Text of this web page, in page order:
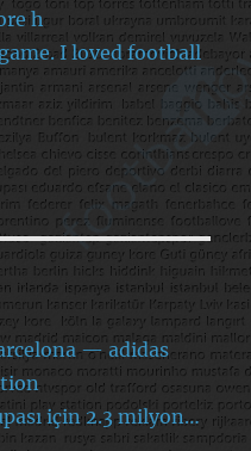
h
I loved football
— adidas
için 2.3 milyon…